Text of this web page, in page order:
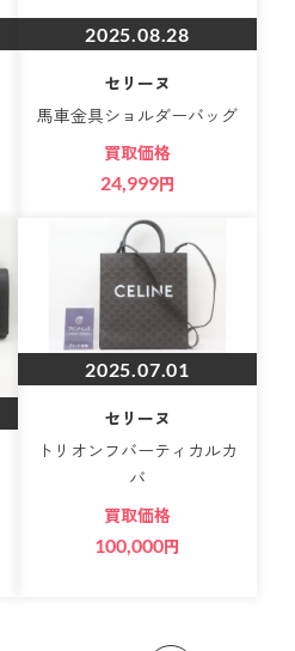
2025.08.28
セリーヌ
馬車金具ショルダーバッグ
買取価格
24,999円
2025.07.01
セリーヌ
トリオンフバーティカルカ
バ
買取価格
100,000円